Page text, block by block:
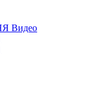
Видео